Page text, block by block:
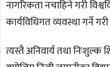
नागरिकता नचाहिने गरी
कार्यविधिगत व्यवस्था गर्ने
त्यस्तै अनिवार्य तथा निःशुल्क